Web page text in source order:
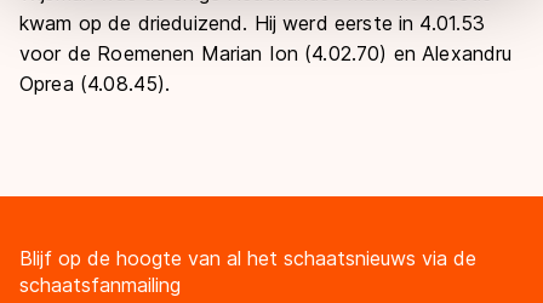
overdracht. Meer informatie vindt u in onscookiebeleid
kwam op de drieduizend. Hij werd eerste in 4.01.53
voor de Roemenen Marian Ion (4.02.70) en Alexandru
Oprea (4.08.45).
Blijf op de hoogte van al het schaatsnieuws via de
schaatsfanmailing